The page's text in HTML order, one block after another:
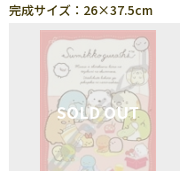
完成サイズ：26×37.5cm